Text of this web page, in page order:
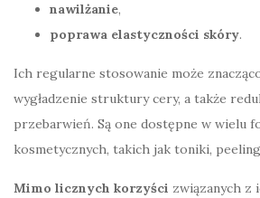
nawilżanie,
poprawa elastyczności skóry.
Ich regularne stosowanie może
wygładzenie struktury cery, a także
przebarwień. Są one dostępne w wielu
kosmetycznych, takich jak toniki,
Mimo licznych korzyści związanych z